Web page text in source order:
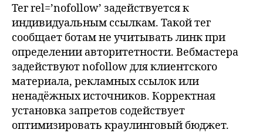
Тег rel=’nofollow’ задействуется к
индивидуальным ссылкам. Такой тег
сообщает ботам не учитывать линк при
определении авторитетности. Вебмастера
задействуют nofollow для клиентского
материала, рекламных ссылок или
ненадёжных источников. Корректная
установка запретов содействует
оптимизировать краулинговый бюджет.